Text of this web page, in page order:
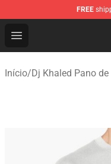
FREE
Open menu
Dj Khaled Shop -
Início/Dj Khaled Pano